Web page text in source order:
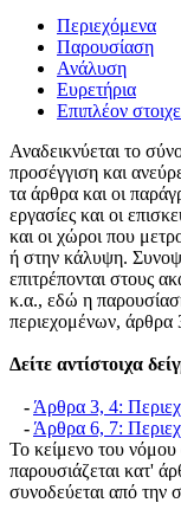
Περιεχόμενα
Παρουσίαση
Ανάλυση
Ευρετήρια
Επιπλέον
Αναδεικνύεται το
προσέγγιση και
τα άρθρα και οι
εργασίες και οι
και οι χώροι που
ή στην κάλυψη.
επιτρέπονται στους
κ.α., εδώ η
περιεχομένων, άρθρα
Δείτε αντίστοιχα
- Άρθρα 3, 4:
- Άρθρα 6, 7:
Το κείμενο του νόμου
παρουσιάζεται κατ'
συνοδεύεται από την